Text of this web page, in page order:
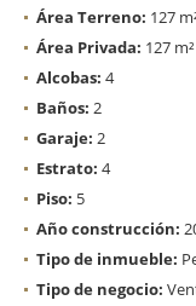
Área Terreno: 127
Área Privada: 127 m²
Alcobas: 4
Baños: 2
Garaje: 2
Estrato: 4
Piso: 5
Año construcción:
Tipo de inmueble:
Tipo de negocio: